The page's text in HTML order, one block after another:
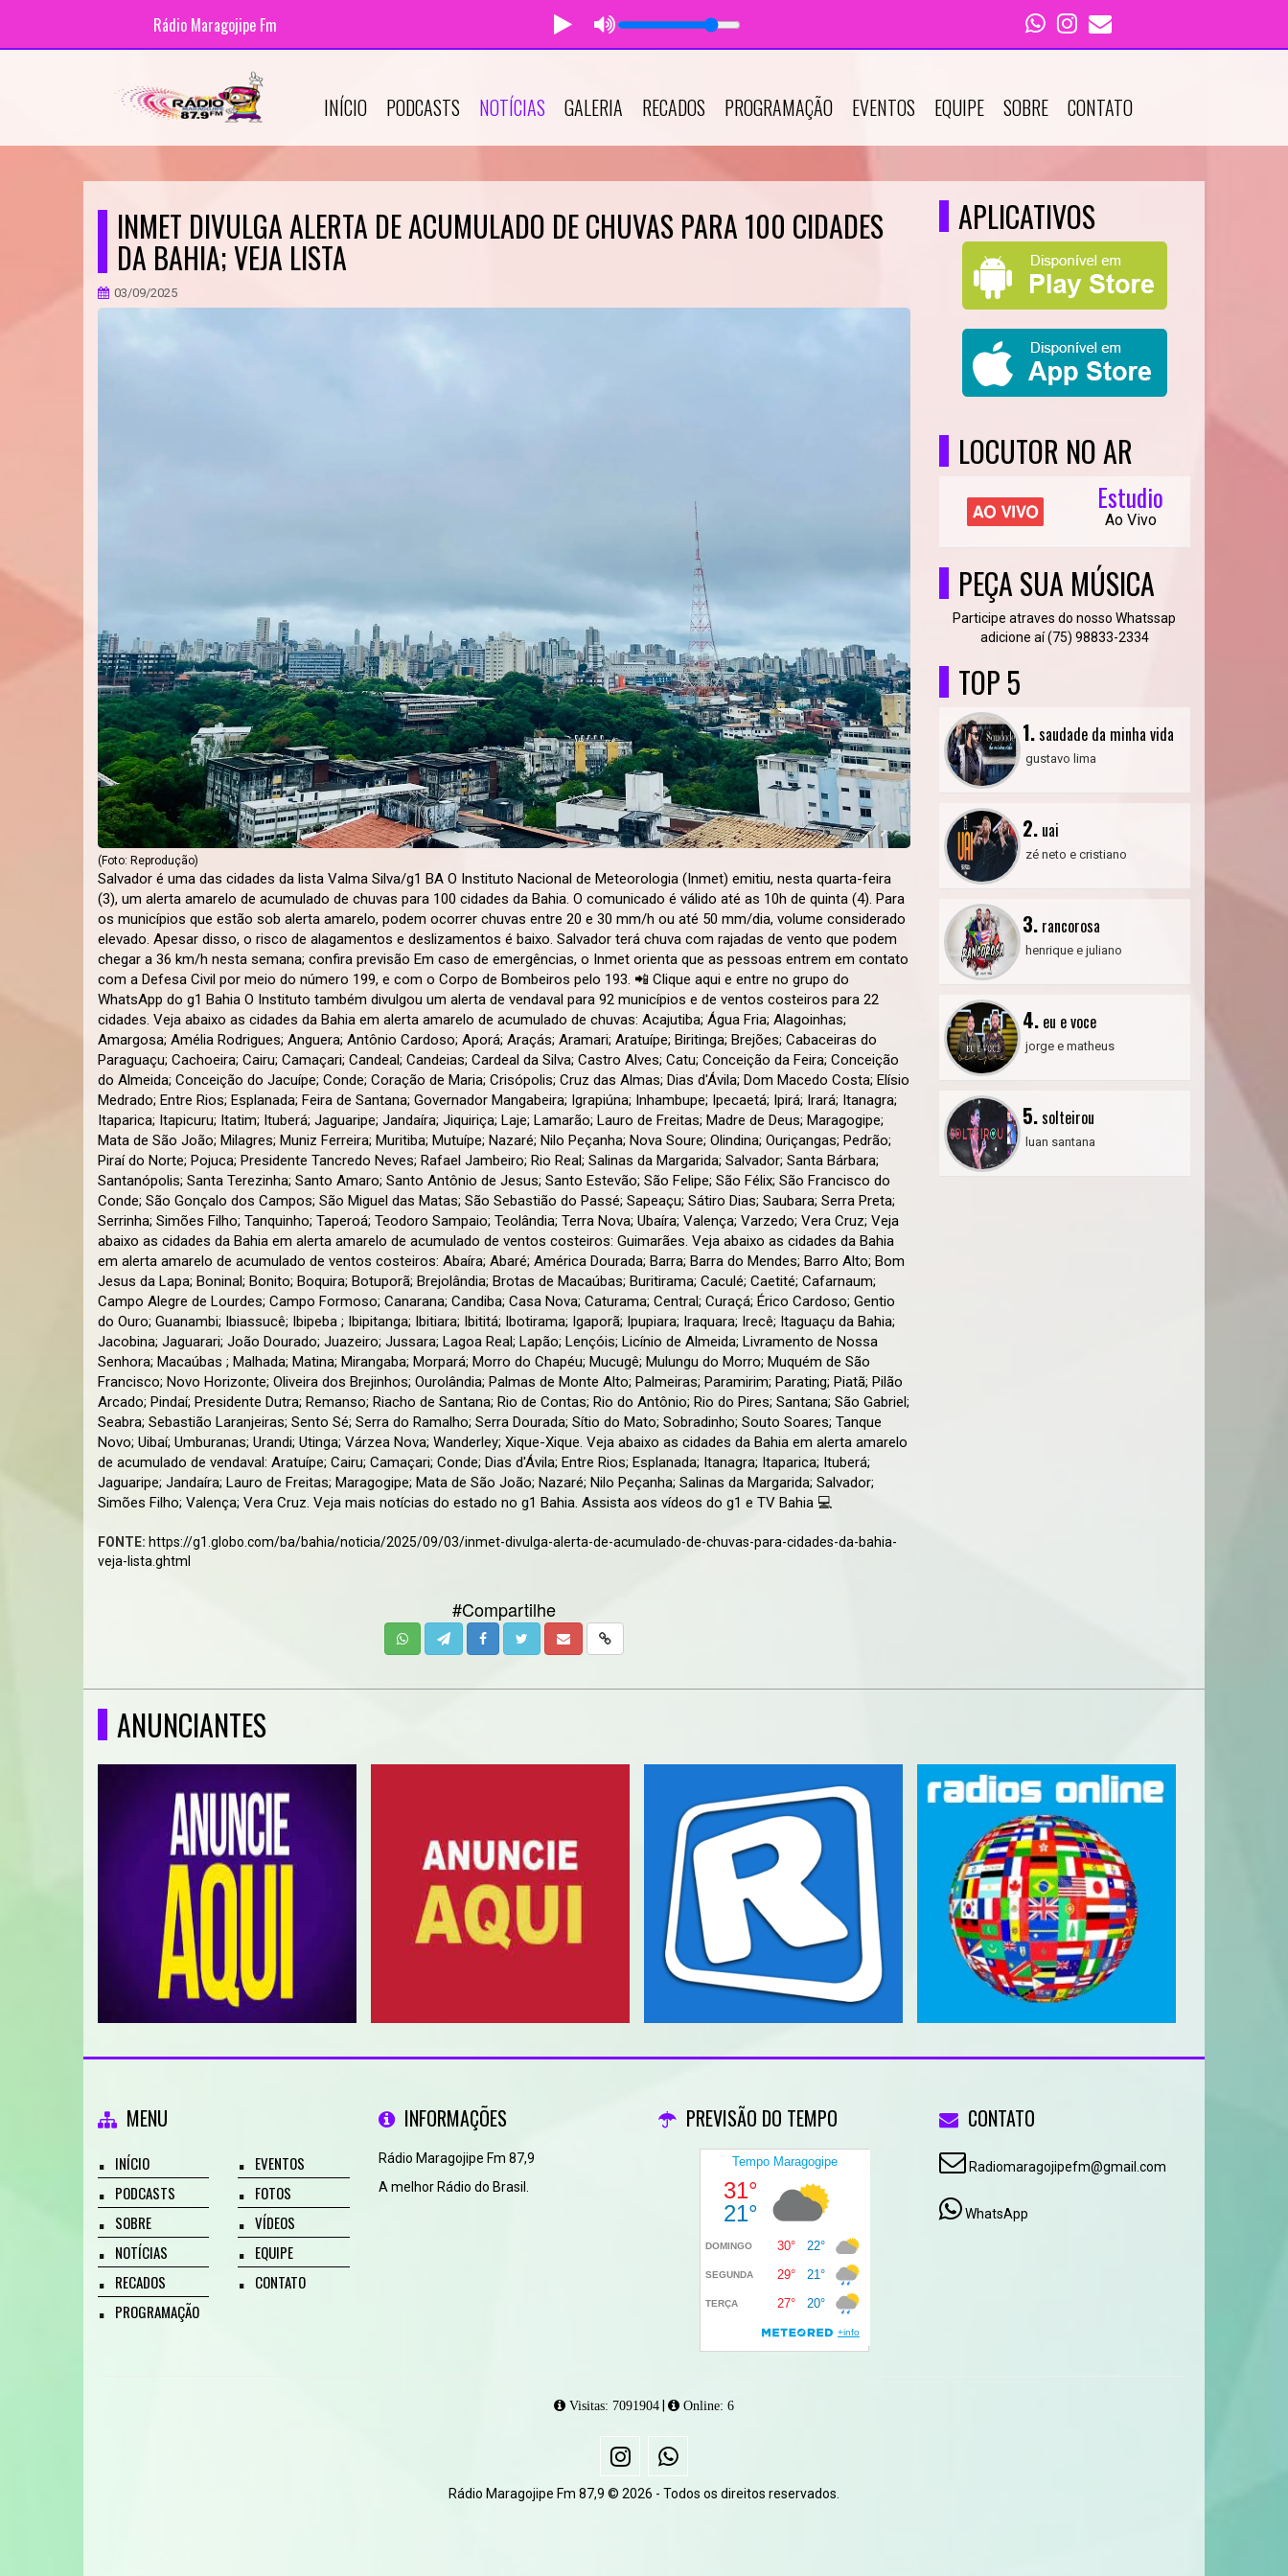
Rádio Maragojipe Fm
INÍCIO PODCASTS NOTÍCIAS GALERIA RECADOS PROGRAMAÇÃO EVENTOS EQUIPE SOBRE CONTATO
INMET DIVULGA ALERTA DE ACUMULADO DE CHUVAS PARA 100 CIDADES
DA BAHIA; VEJA LISTA
03/09/2025
(Foto: Reprodução)
Salvador é uma das cidades da lista Valma Silva/g1 BA O Instituto Nacional de Meteorologia (Inmet) emitiu, nesta quarta-feira
(3), um alerta amarelo de acumulado de chuvas para 100 cidades da Bahia. O comunicado é válido até as 10h de quinta (4). Para
os municípios que estão sob alerta amarelo, podem ocorrer chuvas entre 20 e 30 mm/h ou até 50 mm/dia, volume considerado
elevado. Apesar disso, o risco de alagamentos e deslizamentos é baixo. Salvador terá chuva com rajadas de vento que podem
chegar a 36 km/h nesta semana; confira previsão Em caso de emergências, o Inmet orienta que as pessoas entrem em contato
com a Defesa Civil por meio do número 199, e com o Corpo de Bombeiros pelo 193. 📲 Clique aqui e entre no grupo do
WhatsApp do g1 Bahia O Instituto também divulgou um alerta de vendaval para 92 municípios e de ventos costeiros para 22
cidades. Veja abaixo as cidades da Bahia em alerta amarelo de acumulado de chuvas: Acajutiba; Água Fria; Alagoinhas;
Amargosa; Amélia Rodrigues; Anguera; Antônio Cardoso; Aporá; Araçás; Aramari; Aratuípe; Biritinga; Brejões; Cabaceiras do
Paraguaçu; Cachoeira; Cairu; Camaçari; Candeal; Candeias; Cardeal da Silva; Castro Alves; Catu; Conceição da Feira; Conceição
do Almeida; Conceição do Jacuípe; Conde; Coração de Maria; Crisópolis; Cruz das Almas; Dias d'Ávila; Dom Macedo Costa; Elísio
Medrado; Entre Rios; Esplanada; Feira de Santana; Governador Mangabeira; Igrapiúna; Inhambupe; Ipecaetá; Ipirá; Irará; Itanagra;
Itaparica; Itapicuru; Itatim; Ituberá; Jaguaripe; Jandaíra; Jiquiriça; Laje; Lamarão; Lauro de Freitas; Madre de Deus; Maragogipe;
Mata de São João; Milagres; Muniz Ferreira; Muritiba; Mutuípe; Nazaré; Nilo Peçanha; Nova Soure; Olindina; Ouriçangas; Pedrão;
Piraí do Norte; Pojuca; Presidente Tancredo Neves; Rafael Jambeiro; Rio Real; Salinas da Margarida; Salvador; Santa Bárbara;
Santanópolis; Santa Terezinha; Santo Amaro; Santo Antônio de Jesus; Santo Estevão; São Felipe; São Félix; São Francisco do
Conde; São Gonçalo dos Campos; São Miguel das Matas; São Sebastião do Passé; Sapeaçu; Sátiro Dias; Saubara; Serra Preta;
Serrinha; Simões Filho; Tanquinho; Taperoá; Teodoro Sampaio; Teolândia; Terra Nova; Ubaíra; Valença; Varzedo; Vera Cruz; Veja
abaixo as cidades da Bahia em alerta amarelo de acumulado de ventos costeiros: Guimarães. Veja abaixo as cidades da Bahia
em alerta amarelo de acumulado de ventos costeiros: Abaíra; Abaré; América Dourada; Barra; Barra do Mendes; Barro Alto; Bom
Jesus da Lapa; Boninal; Bonito; Boquira; Botuporã; Brejolândia; Brotas de Macaúbas; Buritirama; Caculé; Caetité; Cafarnaum;
Campo Alegre de Lourdes; Campo Formoso; Canarana; Candiba; Casa Nova; Caturama; Central; Curaçá; Érico Cardoso; Gentio
do Ouro; Guanambi; Ibiassucê; Ibipeba ; Ibipitanga; Ibitiara; Ibititá; Ibotirama; Igaporã; Ipupiara; Iraquara; Irecê; Itaguaçu da Bahia;
Jacobina; Jaguarari; João Dourado; Juazeiro; Jussara; Lagoa Real; Lapão; Lençóis; Licínio de Almeida; Livramento de Nossa
Senhora; Macaúbas ; Malhada; Matina; Mirangaba; Morpará; Morro do Chapéu; Mucugê; Mulungu do Morro; Muquém de São
Francisco; Novo Horizonte; Oliveira dos Brejinhos; Ourolândia; Palmas de Monte Alto; Palmeiras; Paramirim; Parating; Piatã; Pilão
Arcado; Pindaí; Presidente Dutra; Remanso; Riacho de Santana; Rio de Contas; Rio do Antônio; Rio do Pires; Santana; São Gabriel;
Seabra; Sebastião Laranjeiras; Sento Sé; Serra do Ramalho; Serra Dourada; Sítio do Mato; Sobradinho; Souto Soares; Tanque
Novo; Uibaí; Umburanas; Urandi; Utinga; Várzea Nova; Wanderley; Xique-Xique. Veja abaixo as cidades da Bahia em alerta amarelo
de acumulado de vendaval: Aratuípe; Cairu; Camaçari; Conde; Dias d'Ávila; Entre Rios; Esplanada; Itanagra; Itaparica; Ituberá;
Jaguaripe; Jandaíra; Lauro de Freitas; Maragogipe; Mata de São João; Nazaré; Nilo Peçanha; Salinas da Margarida; Salvador;
Simões Filho; Valença; Vera Cruz. Veja mais notícias do estado no g1 Bahia. Assista aos vídeos do g1 e TV Bahia 💻
FONTE: https://g1.globo.com/ba/bahia/noticia/2025/09/03/inmet-divulga-alerta-de-acumulado-de-chuvas-para-cidades-da-bahia-
veja-lista.ghtml
#Compartilhe
APLICATIVOS
LOCUTOR NO AR
Estudio
Ao Vivo
PEÇA SUA MÚSICA
Participe atraves do nosso Whatssap
adicione aí (75) 98833-2334
TOP 5
1.saudade da minha vida
gustavo lima
2.uai
zé neto e cristiano
3.rancorosa
henrique e juliano
4.eu e voce
jorge e matheus
5.solteirou
luan santana
ANUNCIANTES
MENU
INÍCIO
PODCASTS
SOBRE
NOTÍCIAS
RECADOS
PROGRAMAÇÃO
EVENTOS
FOTOS
VÍDEOS
EQUIPE
CONTATO
INFORMAÇÕES
Rádio Maragojipe Fm 87,9
A melhor Rádio do Brasil.
PREVISÃO DO TEMPO CONTATO
Radiomaragojipefm@gmail.com
WhatsApp
Visitas: 7091904 | Online: 6
Rádio Maragojipe Fm 87,9 © 2026 - Todos os direitos reservados.